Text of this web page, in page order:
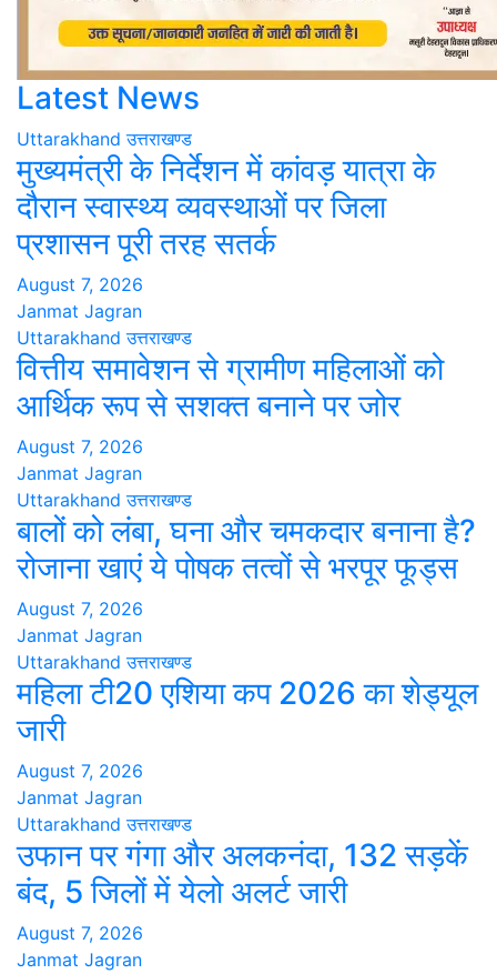
Latest News
Uttarakhand उत्तराखण्ड
मुख्यमंत्री के निर्देशन में कांवड़ यात्रा के
दौरान स्वास्थ्य व्यवस्थाओं पर जिला
प्रशासन पूरी तरह सतर्क
August 7, 2026
Janmat Jagran
Uttarakhand उत्तराखण्ड
वित्तीय समावेशन से ग्रामीण महिलाओं को
आर्थिक रूप से सशक्त बनाने पर जोर
August 7, 2026
Janmat Jagran
Uttarakhand उत्तराखण्ड
बालों को लंबा, घना और चमकदार बनाना है?
रोजाना खाएं ये पोषक तत्वों से भरपूर फूड्स
August 7, 2026
Janmat Jagran
Uttarakhand उत्तराखण्ड
महिला टी20 एशिया कप 2026 का शेड्यूल
जारी
August 7, 2026
Janmat Jagran
Uttarakhand उत्तराखण्ड
उफान पर गंगा और अलकनंदा, 132 सड़कें
बंद, 5 जिलों में येलो अलर्ट जारी
August 7, 2026
Janmat Jagran